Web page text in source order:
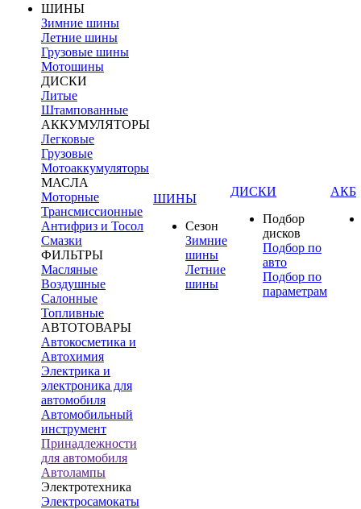
ШИНЫ
Зимние шины
Летние шины
Грузовые шины
Мотошины
ДИСКИ
Литые
Штампованные
АККУМУЛЯТОРЫ
Легковые
Грузовые
Мотоаккумуляторы
МАСЛА
Моторные
Трансмиссионные
Антифриз и Тосол
Смазки
ФИЛЬТРЫ
Масляные
Воздушные
Салонные
Топливные
АВТОТОВАРЫ
Автокосметика и
Автохимия
Электрика и
электроника для
автомобиля
Автомобильный
инструмент
Принадлежности
для автомобиля
Автолампы
Электротехника
Электросамокаты
ШИНЫ
Сезон
Зимние
шины
Летние
шины
ДИСКИ
Подбор
дисков
Подбор по
авто
Подбор по
параметрам
АКБ